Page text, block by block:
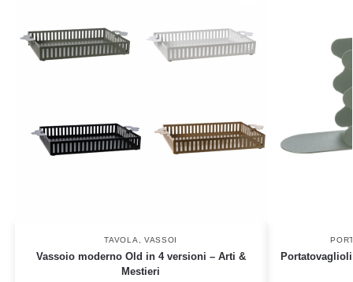
TAVOLA VASSOI
Vassoio moderno Old in 4 versioni – Arti &
Mestieri